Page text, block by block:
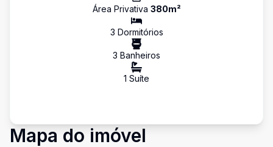
Área Privativa 380m²
3 Dormitórios
3 Banheiros
1 Suíte
Mapa do imóvel